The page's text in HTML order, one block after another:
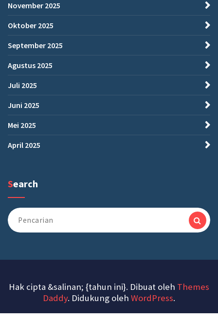
November 2025
Oktober 2025
September 2025
Agustus 2025
Juli 2025
Juni 2025
Mei 2025
April 2025
Search
Pencarian
untuk:
Hak cipta &salinan; {tahun ini}. Dibuat oleh Themes
Daddy. Didukung oleh WordPress.